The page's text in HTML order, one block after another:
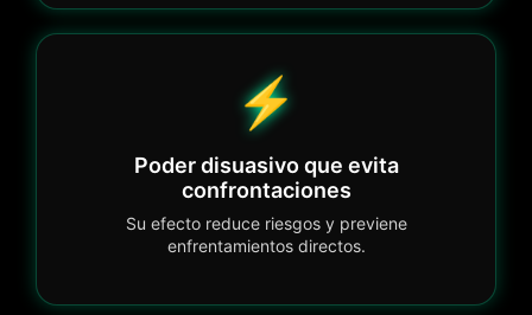
⚡
Poder disuasivo que evita
confrontaciones
Su efecto reduce riesgos y previene
enfrentamientos directos.